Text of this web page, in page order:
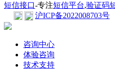
短信接口-专注短信平台,验证码
沪ICP备2022008703号
咨询中心
体验咨询
技术支持